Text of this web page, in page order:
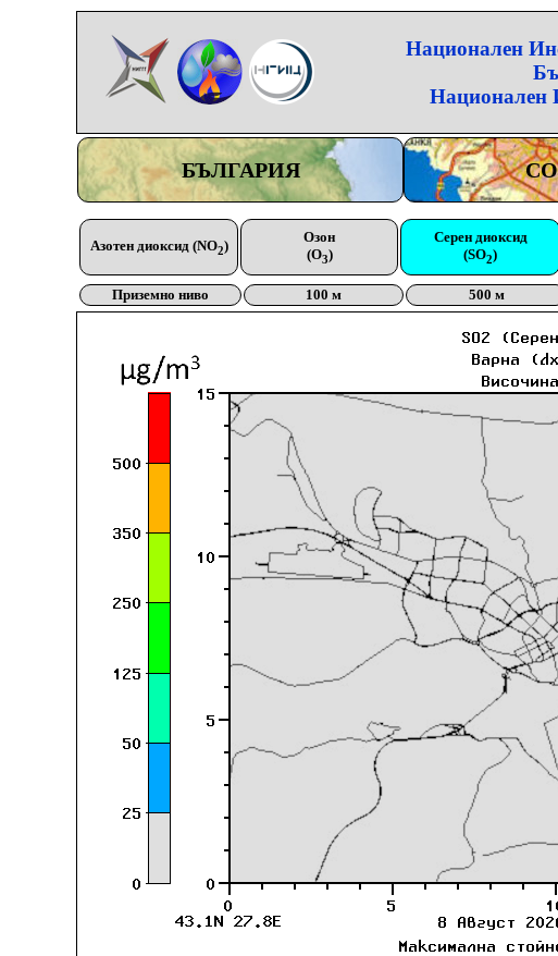
Национален
Национален
БЪЛГАРИЯ
Азотен диоксид (NO2)
Озон
(O3)
Серен диоксид
(SO2)
Приземно ниво 100 м 500 м